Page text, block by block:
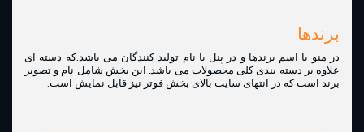
برندها
در منو با اسم برندها و در پنل با نام تولید کنندگان می باشد.که دسته ای
علاوه بر دسته بندی کلی محصولات می باشد. این بخش شامل نام و تصویر
برند است که در انتهای سایت بالای بخش فوتر نیز قابل نمایش است.